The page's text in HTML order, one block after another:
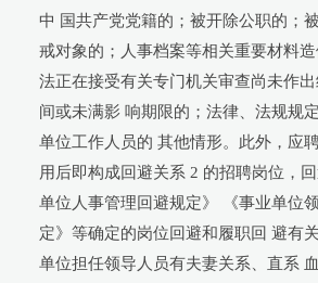
中 国共产党党籍的；被开除公职的；
戒对象的；人事档案等相关重要材料
法正在接受有关专门机关审查尚未作
间或未满影 响期限的；法律、法规规
单位工作人员的 其他情形。此外，应
用后即构成回避关系 2 的招聘岗位，
单位人事管理回避规定》 《事业单位
定》等确定的岗位回避和履职回 避有
单位担任领导人员有夫妻关系、直系